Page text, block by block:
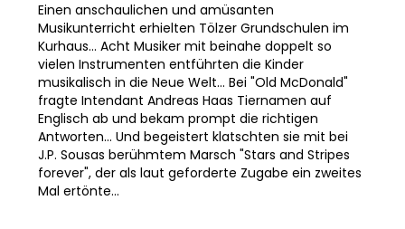
Einen anschaulichen und amüsanten
Musikunterricht erhielten Tölzer Grundschulen im
Kurhaus... Acht Musiker mit beinahe doppelt so
vielen Instrumenten entführten die Kinder
musikalisch in die Neue Welt... Bei "Old McDonald"
fragte Intendant Andreas Haas Tiernamen auf
Englisch ab und bekam prompt die richtigen
Antworten... Und begeistert klatschten sie mit bei
J.P. Sousas berühmtem Marsch "Stars and Stripes
forever", der als laut geforderte Zugabe ein zweites
Mal ertönte...